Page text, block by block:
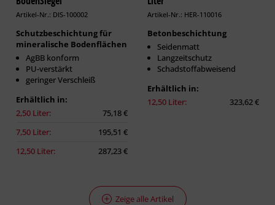
Artikel-Nr.: DIS-100002
Schutzbeschichtung für
mineralische Bodenflächen
AgBB konform
PU-verstärkt
geringer Verschleiß
Erhältlich in:
2,50 Liter:
75,18 €
7,50 Liter:
195,51 €
12,50 Liter:
287,23 €
Artikel-Nr.: HER-110016
Betonbeschichtung
Seidenmatt
Langzeitschutz
Schadstoffabweisend
Erhältlich in:
12,50 Liter:
323,62 €
Zeige alle Artikel